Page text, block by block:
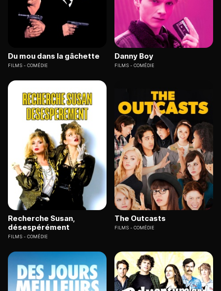
Du mou dans la gâchette
FILMS COMÉDIE
Danny Boy
FILMS COMÉDIE
Recherche Susan,
désespérément
FILMS COMÉDIE
The Outcasts
FILMS COMÉDIE